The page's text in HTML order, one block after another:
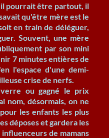
il pourrait être partout, il
qu'être mère est le
en train de déléguer,
Souvent, une mère
par son mini
7 minutes entières de
l'espace d'une demi-
crise de nerfs.
ou gagné le prix
nom, désormais, on ne
les enfants les plus
déposes et gardera les
de mamans